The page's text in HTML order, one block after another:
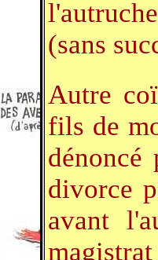
(sans
Autre
fils de
divorce
avant